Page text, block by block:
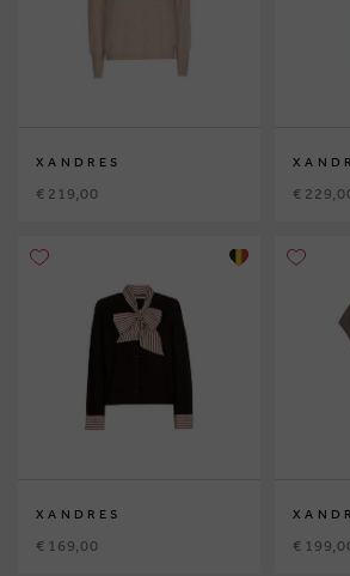
XANDRES
€ 219,00 €
XANDRES
€ 169,00 €